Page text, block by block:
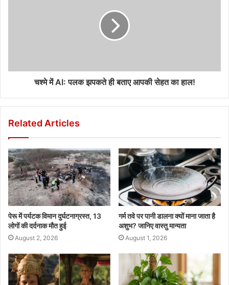
चश्मे में AI: पलक झपकते ही बताए आपकी सेहत का हाल!
Related Articles
पेरू में पर्यटक विमान दुर्घटनाग्रस्त, 13
लोगों की दर्दनाक मौत हुई
August 2, 2026
गर्म तवे पर पानी डालना क्यों माना जाता है
अशुभ? जानिए वास्तु मान्यता
August 1, 2026